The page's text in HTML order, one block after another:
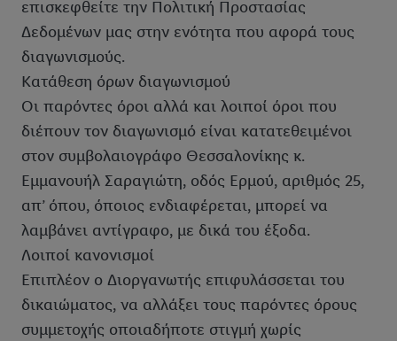
επισκεφθείτε την Πολιτική Προστασίας
Δεδομένων μας στην ενότητα που αφορά τους
διαγωνισμούς.
Κατάθεση όρων διαγωνισμού
Οι παρόντες όροι αλλά και λοιποί όροι που
διέπουν τον διαγωνισμό είναι κατατεθειμένοι
στον συμβολαιογράφο Θεσσαλονίκης κ.
Εμμανουήλ Σαραγιώτη, οδός Ερμού, αριθμός 25,
απ’ όπου, όποιος ενδιαφέρεται, μπορεί να
λαμβάνει αντίγραφο, με δικά του έξοδα.
Λοιποί κανονισμοί
Επιπλέον ο Διοργανωτής επιφυλάσσεται του
δικαιώματος, να αλλάξει τους παρόντες όρους
συμμετοχής οποιαδήποτε στιγμή χωρίς